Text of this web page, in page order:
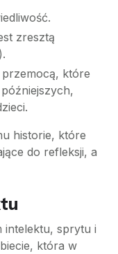
zresztą
które
historie, które
do refleksji, a
intelektu, sprytu i
która w